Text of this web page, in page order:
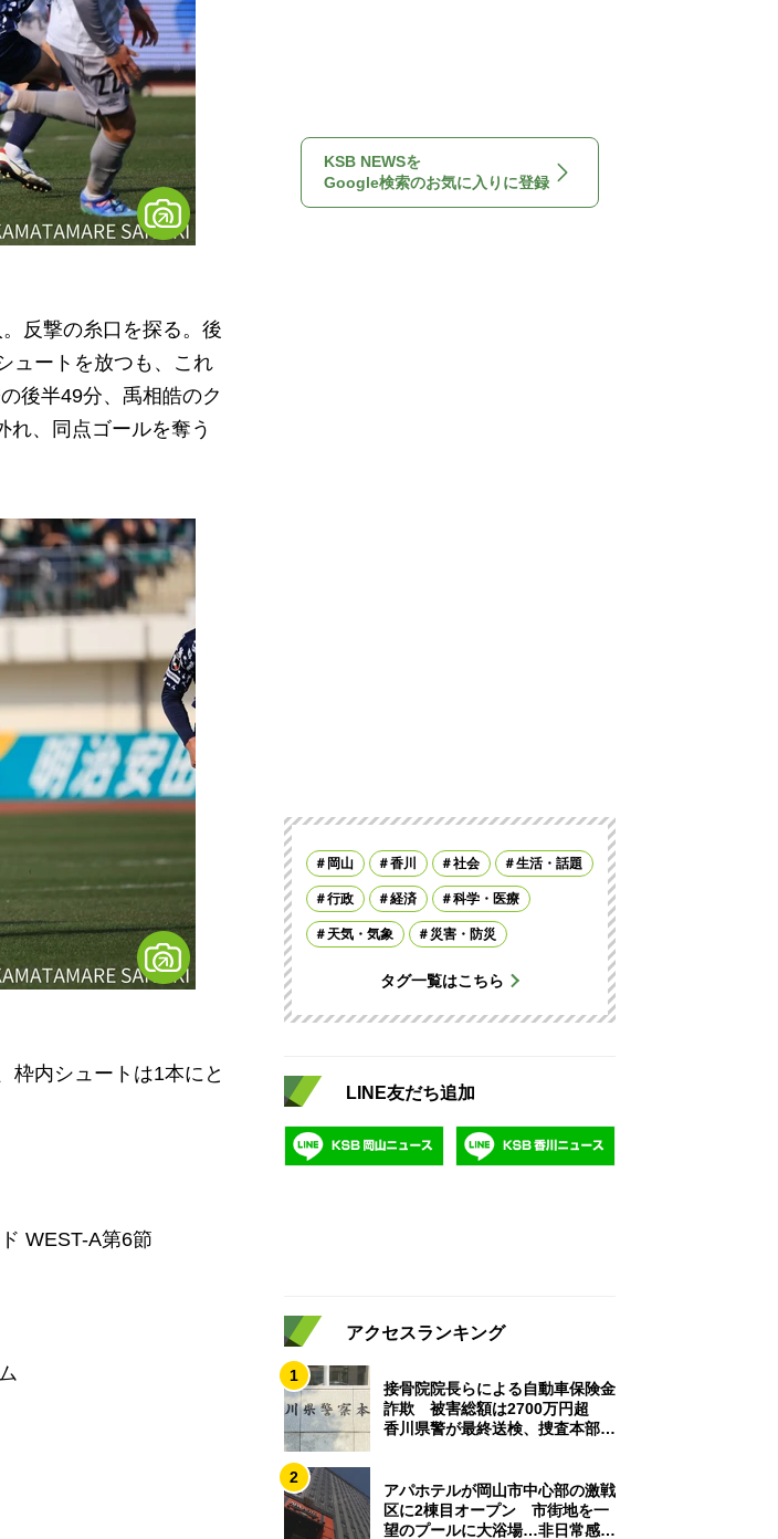
反撃の糸口を探る。後
ュートを放つも、これ
後半49分、禹相皓のク
れ、同点ゴールを奪う
枠内シュートは1本にと
WEST-A第6節
KSB NEWSを
Google検索のお気に入りに登録
岡山 香川 社会 生活・話題
行政 経済 科学・医療
天気・気象 災害・防災
タグ一覧はこちら
LINE友だち追加
アクセスランキング
1
接骨院院長らによる自動車保険金
詐欺 被害総額は2700万円超
香川県警が最終送検、捜査本部解
2
アパホテルが岡山市中心部の激戦
区に2棟目オープン 市街地を一
望のプールに大浴場…非日常感を